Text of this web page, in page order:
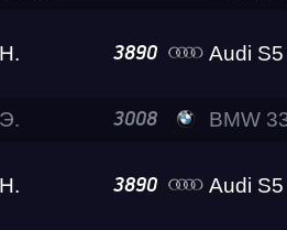
3890 Audi S5
3008 BMW 330d
3890 Audi S5